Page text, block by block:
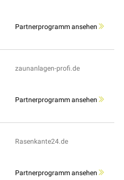
Partnerprogramm ansehen
zaunanlagen-profi.de
Partnerprogramm ansehen
Rasenkante24.de
Partnerprogramm ansehen